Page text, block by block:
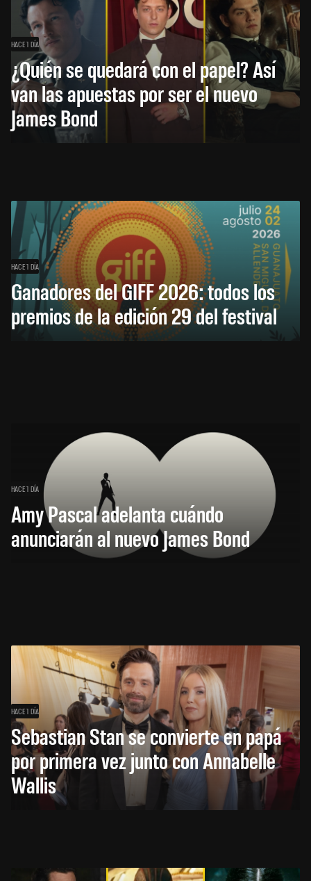
HACE 1 DÍA
¿Quién se quedará con el papel? Así
van las apuestas por ser el nuevo
James Bond
HACE 1 DÍA
Ganadores del GIFF 2026: todos los
premios de la edición 29 del festival
HACE 1 DÍA
Amy Pascal adelanta cuándo
anunciarán al nuevo James Bond
HACE 1 DÍA
Sebastian Stan se convierte en papá
por primera vez junto con Annabelle
Wallis